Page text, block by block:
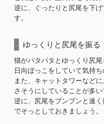
逆に、ぐったりと尻尾を下
す。
ゆっくりと尻尾を振る
猫がパタパタとゆっくり尻
日向ぼっこをしていて気持
また、キャットタワーなど
さそうにしていることが多い
逆に、尻尾をブンブンと速
でそっとしておきましょう。